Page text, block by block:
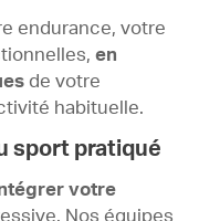
endurance, votre
en
de votre
habituelle.
sport pratiqué
votre
Nos équipes